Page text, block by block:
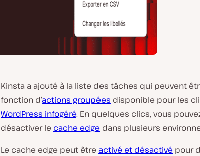
Kinsta a ajouté à la liste des tâches qui peuvent
fonction d’actions groupées disponible pour les
WordPress infogéré. En quelques clics, vous
désactiver le cache edge dans plusieurs
Le cache edge peut être activé et désactivé pour